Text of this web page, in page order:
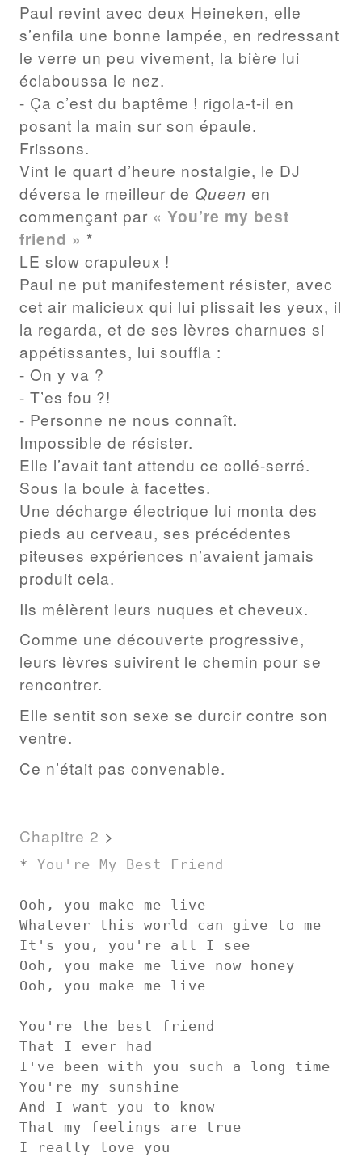
Paul revint avec deux Heineken, elle
s’enfila une bonne lampée, en redressant
le verre un peu vivement, la bière lui
éclaboussa le nez.
- Ça c’est du baptême ! rigola-t-il en
posant la main sur son épaule.
Frissons.
Vint le quart d’heure nostalgie, le DJ
déversa le meilleur de Queen en
commençant par « You’re my best
friend » *
LE slow crapuleux !
Paul ne put manifestement résister, avec
cet air malicieux qui lui plissait les yeux, il
la regarda, et de ses lèvres charnues si
appétissantes, lui souffla :
- On y va ?
- T’es fou ?!
- Personne ne nous connaît.
Impossible de résister.
Elle l’avait tant attendu ce collé-serré.
Sous la boule à facettes.
Une décharge électrique lui monta des
pieds au cerveau, ses précédentes
piteuses expériences n’avaient jamais
produit cela.
Ils mêlèrent leurs nuques et cheveux.
Comme une découverte progressive,
leurs lèvres suivirent le chemin pour se
rencontrer.
Elle sentit son sexe se durcir contre son
ventre.
Ce n’était pas convenable.
Chapitre 2 >
* You're My Best Friend
Ooh, you make me live
Whatever this world can give to me
It's you, you're all I see
Ooh, you make me live now honey
Ooh, you make me live
You're the best friend
That I ever had
I've been with you such a long time
You're my sunshine
And I want you to know
That my feelings are true
I really love you